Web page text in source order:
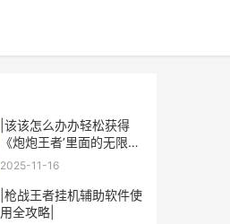
|该该怎么办办轻松获得
《炮炮王者’里面的无限金
币和星星|
2025-11-16
|枪战王者挂机辅助软件使
用全攻略|